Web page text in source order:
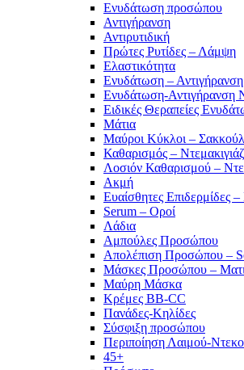
Ενυδάτωση προσώπου
Αντιγήρανση
Αντιρυτιδική
Πρώτες Ρυτίδες – Λάμψη
Ελαστικότητα
Ενυδάτωση –
Ενυδάτωση-Αντιγήρανση
Ειδικές Θεραπείες
Μάτια
Μαύροι Κύκλοι –
Καθαρισμός – Ντεμακιγιάζ
Λοσιόν Καθαρισμού –
Ακμή
Ευαίσθητες Επιδερμίδες
Serum – Οροί
Λάδια
Αμπούλες Προσώπου
Απολέπιση Προσώπου –
Μάσκες Προσώπου –
Μαύρη Μάσκα
Κρέμες BB-CC
Πανάδες-Κηλίδες
Σύσφιξη προσώπου
Περιποίηση Λαιμού-
45+